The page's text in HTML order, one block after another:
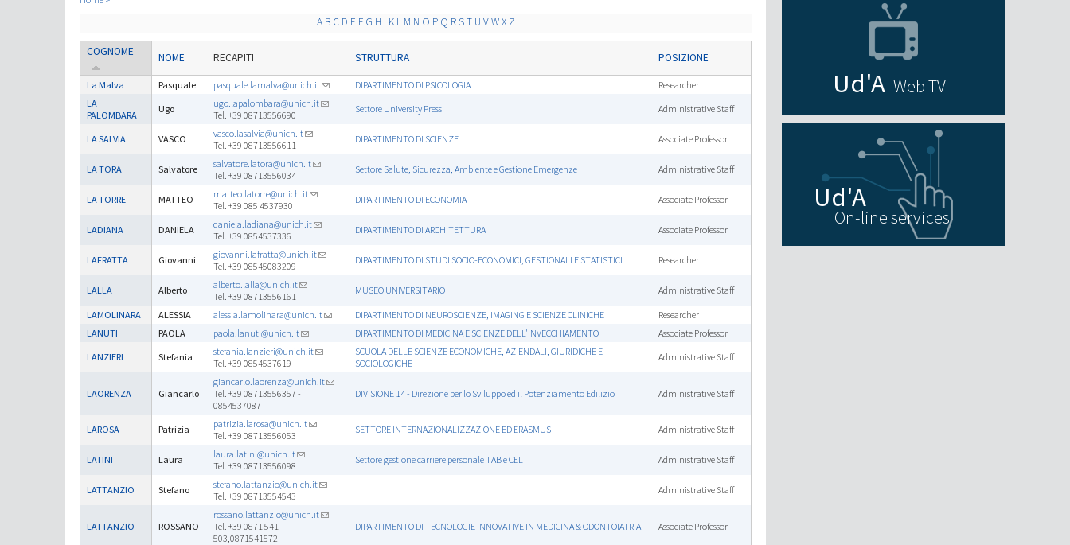
A B C D E F G H I K L M N O P Q R S T U V W X Z
COGNOME NOME RECAPITI STRUTTURA POSIZIONE
La Malva Pasquale pasquale.lamalva@unich.it DIPARTIMENTO DI PSICOLOGIA
Researcher
LA
PALOMBARA
Ugo
ugo.lapalombara@unich.it
Tel. +39 08713556690
Settore University Press Administrative Staff
LA SALVIA VASCO
vasco.lasalvia@unich.it
Tel. +39 08713556611
DIPARTIMENTO DI SCIENZE Associate Professor
LA TORA Salvatore
salvatore.latora@unich.it
Tel. +39 08713556034
Settore Salute, Sicurezza, Ambiente e Gestione Emergenze Administrative Staff
LA TORRE MATTEO
matteo.latorre@unich.it
Tel. +39 085 4537930
DIPARTIMENTO DI ECONOMIA Associate Professor
LADIANA DANIELA
daniela.ladiana@unich.it
Tel. +39 0854537336
DIPARTIMENTO DI ARCHITETTURA Associate Professor
LAFRATTA Giovanni
giovanni.lafratta@unich.it
Tel. +39 08545083209
DIPARTIMENTO DI STUDI SOCIO-ECONOMICI, GESTIONALI E STATISTICI Researcher
LALLA Alberto
alberto.lalla@unich.it
Tel. +39 08713556161
MUSEO UNIVERSITARIO Administrative Staff
LAMOLINARA ALESSIA alessia.lamolinara@unich.it DIPARTIMENTO DI NEUROSCIENZE, IMAGING E SCIENZE CLINICHE
Researcher
LANUTI
PAOLA paola.lanuti@unich.it DIPARTIMENTO DI MEDICINA E SCIENZE DELL'INVECCHIAMENTO
Associate Professor
LANZIERI
Stefania
stefania.lanzieri@unich.it
Tel. +39 0854537619
SCUOLA DELLE SCIENZE ECONOMICHE, AZIENDALI, GIURIDICHE E
SOCIOLOGICHE
Administrative Staff
LAORENZA Giancarlo
giancarlo.laorenza@unich.it
Tel. +39 08713556357 -
0854537087
DIVISIONE 14 - Direzione per lo Sviluppo ed il Potenziamento Edilizio Administrative Staff
LAROSA Patrizia
patrizia.larosa@unich.it
Tel. +39 08713556053
SETTORE INTERNAZIONALIZZAZIONE ED ERASMUS Administrative Staff
LATINI Laura
laura.latini@unich.it
Tel. +39 08713556098
Settore gestione carriere personale TAB e CEL Administrative Staff
LATTANZIO Stefano
stefano.lattanzio@unich.it
Tel. +39 08713554543
Administrative Staff
LATTANZIO ROSSANO
rossano.lattanzio@unich.it
Tel. +39 0871 541
503,0871541572
DIPARTIMENTO DI TECNOLOGIE INNOVATIVE IN MEDICINA & ODONTOIATRIA Associate Professor
Web TV
On-line services